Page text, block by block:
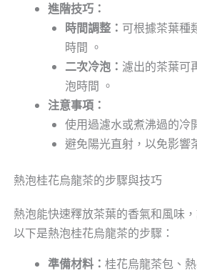
進階技巧：
時間調整： 可根據茶葉種
時間 。
二次冷泡： 濾出的茶葉可
泡時間 。
注意事項：
使用過濾水或煮沸過的冷
避免陽光直射，以免影響
熱泡桂花烏龍茶的步驟與技巧
熱泡能快速釋放茶葉的香氣和風味
以下是熱泡桂花烏龍茶的步驟：
準備材料： 桂花烏龍茶包、